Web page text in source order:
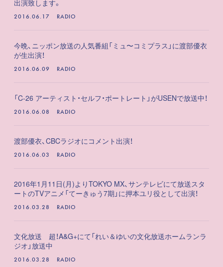
出演致します。
2016.06.17 RADIO
今晩、ニッポン放送の人気番組「ミュ〜コミプラス」に渡部優衣
が生出演！
2016.06.09 RADIO
「C-26 アーティスト・セルフ・ポートレート」がUSENで放送中！
2016.06.08 RADIO
渡部優衣、CBCラジオにコメント出演！
2016.06.03 RADIO
2016年1月11日(月)よりTOKYO MX、サンテレビにて放送スタ
ートのTVアニメ「てーきゅう7期」に押本ユリ役として出演！
2016.03.28 RADIO
文化放送 超！A&G+にて「れい＆ゆいの文化放送ホームランラ
ジオ」放送中
2016.03.28 RADIO